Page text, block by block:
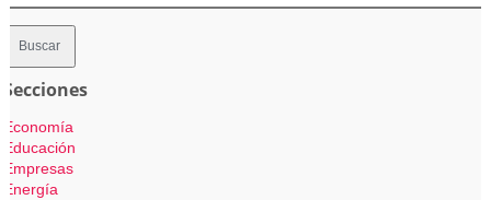
Secciones
Economía
Educación
Empresas
Energía